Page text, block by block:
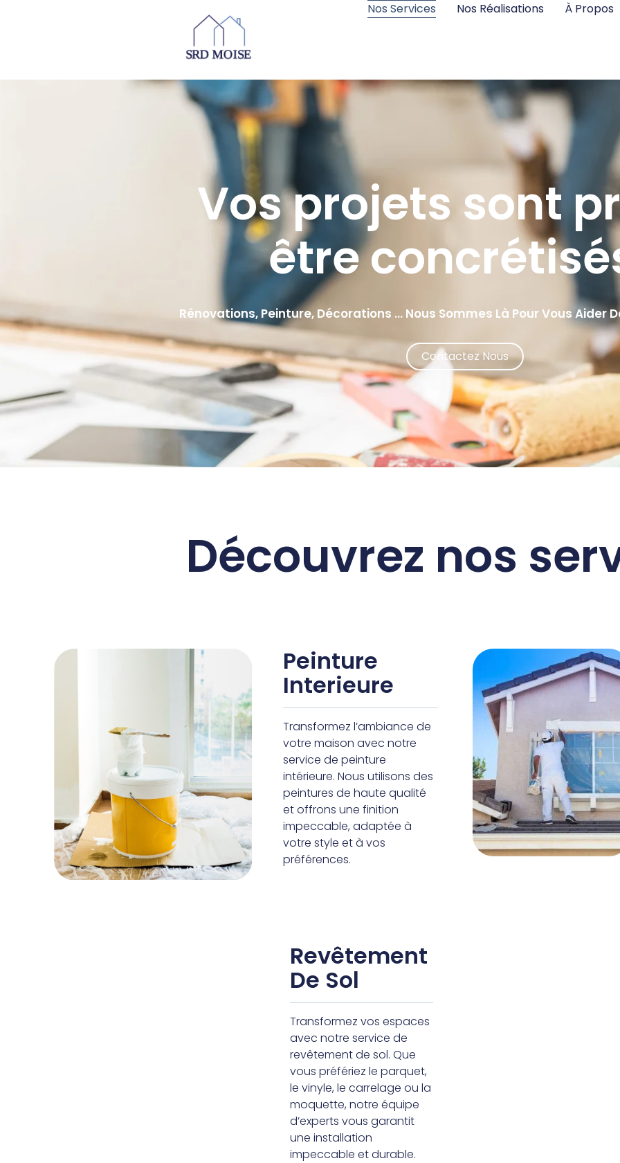
Nos Services Nos Réalisations À Propos
Vos projets sont
être
Rénovations, Peinture, Décorations ... Nous Sommes Là Pour Vous Aider
Contactez Nous
Découvrez nos
Peinture
Interieure
Transformez l’ambiance de
votre maison avec notre
service de peinture
intérieure. Nous utilisons des
peintures de haute qualité
et offrons une finition
impeccable, adaptée à
votre style et à vos
préférences.
Revêtement
De Sol
Transformez vos espaces
avec notre service de
revêtement de sol. Que
vous préfériez le parquet,
le vinyle, le carrelage ou la
moquette, notre équipe
d’experts vous garantit
une installation
impeccable et durable.